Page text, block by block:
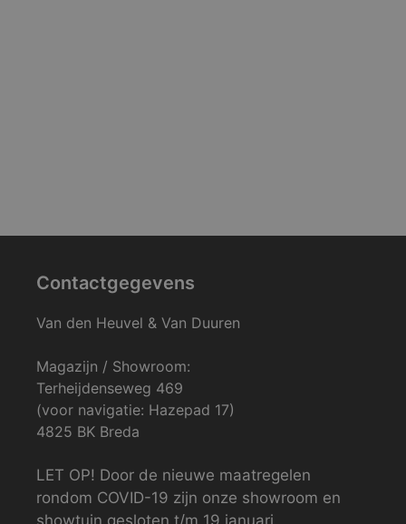
Contactgegevens
Van den Heuvel & Van Duuren
Magazijn / Showroom:
Terheijdenseweg 469
(voor navigatie: Hazepad 17)
4825 BK Breda
LET OP! Door de nieuwe maatregelen
rondom COVID-19 zijn onze showroom en
showtuin gesloten t/m 19 januari.